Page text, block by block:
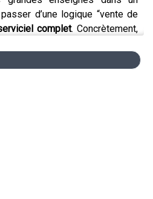
d’une logique “vente de
complet. Concrètement,
(livraison, installation,
d’assurance produiten marque